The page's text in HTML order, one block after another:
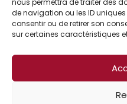
nous permettra de traiter des
de navigation ou les ID
consentir ou de retirer son
sur certaines caractéristiques